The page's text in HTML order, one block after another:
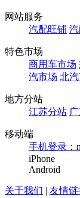
网站服务
汽配旺铺
特色市场
商用车市场
汽市场 北
地方分站
江苏分站
移动端
手机登录：
iPhone
Android
关于我们 | 友情链